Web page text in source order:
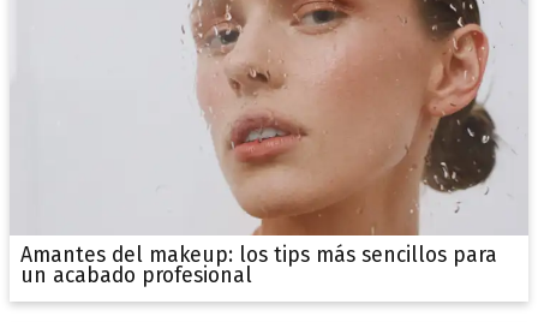
Amantes del makeup: los tips más sencillos para
un acabado profesional